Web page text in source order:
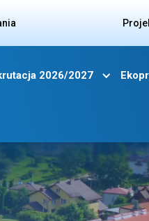
2026/2027